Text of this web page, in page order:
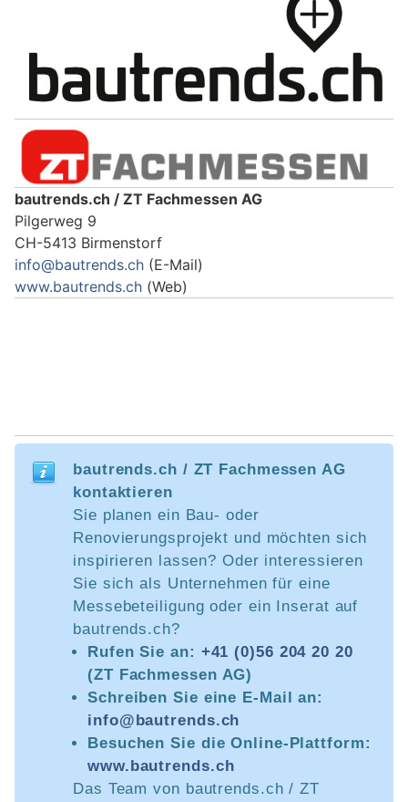
bautrends.ch / ZT Fachmessen AG
Pilgerweg 9
CH-5413 Birmenstorf
info@bautrends.ch (E-Mail)
www.bautrends.ch (Web)
bautrends.ch / ZT Fachmessen AG
kontaktieren
Sie planen ein Bau- oder
Renovierungsprojekt und möchten sich
inspirieren lassen? Oder interessieren
Sie sich als Unternehmen für eine
Messebeteiligung oder ein Inserat auf
bautrends.ch?
Rufen Sie an: +41 (0)56 204 20 20
(ZT Fachmessen AG)
Schreiben Sie eine E-Mail an:
info@bautrends.ch
Besuchen Sie die Online-Plattform:
www.bautrends.ch
Das Team von bautrends.ch / ZT